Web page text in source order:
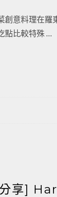
創意料理在羅
點比較特殊 …
享]